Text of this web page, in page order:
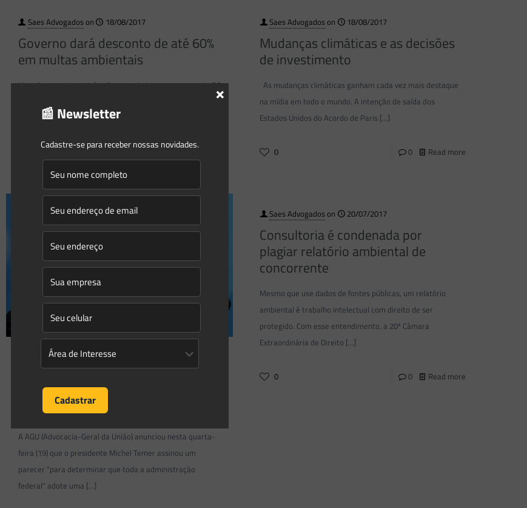
Saes Advogadoson 18/08/2017
Governo dará desconto de até 60%
em multas ambientais
Ideia é converter as infrações, que hoje somam cerca de R$
natureza Poluição no Rio Guaxindiba, que
0 Read more
Saes Advogadoson 18/08/2017
Mudanças climáticas e as decisões
de investimento
As mudanças climáticas ganham cada vez mais destaque
na mídia em todo o mundo. A intenção de saída dos
Estados Unidos do Acordo de Paris […]
0 0 Read more
Saes Advogadoson 20/07/2017
parar demarcação de terras
indígenas
A AGU (Advocacia-Geral da União) anunciou nesta quarta-
feira (19) que o presidente Michel Temer assinou um
parecer “para determinar que toda a administração
federal” adote uma […]
Saes Advogadoson 20/07/2017
Consultoria é condenada por
plagiar relatório ambiental de
concorrente
Mesmo que use dados de fontes públicas, um relatório
ambiental é trabalho intelectual com direito de ser
protegido. Com esse entendimento, a 20ª Câmara
Extraordinária de Direito […]
0 0 Read more
📰 Newsletter
Cadastre-se para receber nossas novidades.
×